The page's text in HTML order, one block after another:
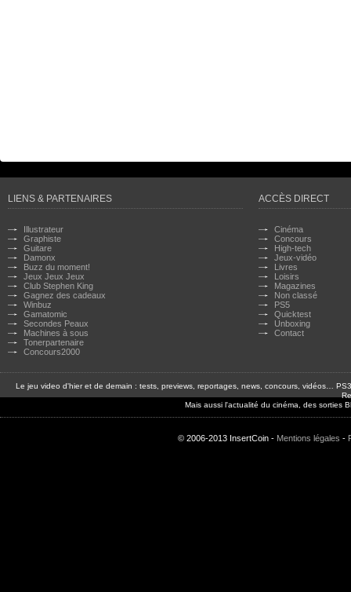
LIENS & PARTENAIRES
Illustrateur
Graphiste
Guitare
Damonx
Buzz du moment!
Jeux Jeux Jeux
Club Stephen King
Gagnez des cadeaux
Winbuz
Gamatomic
Secondes Peaux
Machines à sous
Tonerpartenaire
Concours2000
ACCÈS DIRECT
Cinéma
Concours
High-tech
Jeux-vidéo
Livres
Loisirs
Magazines
Non classé
PS5
Quicktest
Unboxing
Contact
Le jeu video d'hier et de demain : tests, previews, reportages, news, concours, vidéos…
Mais aussi l'actualité du cinéma, des sorties
© 2006-2013 InsertCoin - Mentions légales -